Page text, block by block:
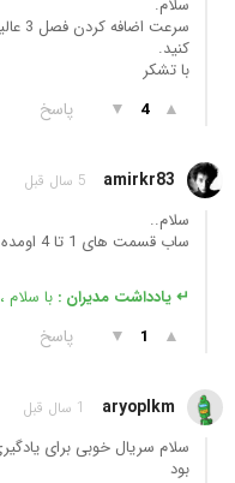
سلام.
کنید.
با تشکر
▲
4
▼ پاسخ
amirkr83 5 سال قبل
سلام..
ساب قسمت های 1 تا 4 اومده.. لطفا اضافه کنید :)
↵ یادداشت مدیران : با
▲
1
▼ پاسخ
aryoplkm 1 سال قبل
سلام سریال خوبی برای
بود